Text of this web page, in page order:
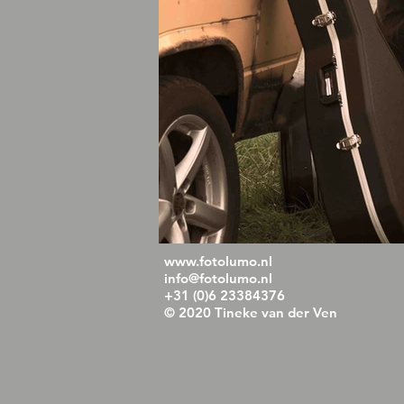
www.fotolumo.nl
info@fotolumo.nl
+31 (0)6 23384376
© 2020 Tineke van der